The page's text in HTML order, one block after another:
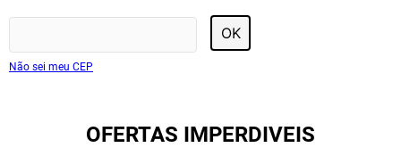
OK
Não sei meu CEP
OFERTAS IMPERDIVEIS